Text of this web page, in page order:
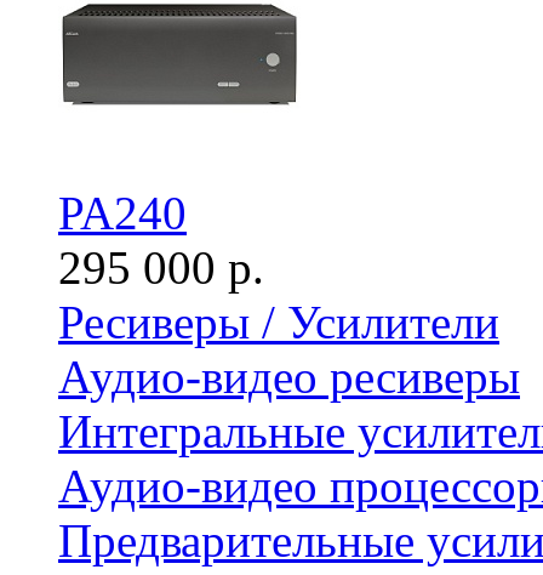
PA240
295 000 р.
Ресиверы / Усилители
Аудио-видео ресиверы
Интегральные
Аудио-видео
Предварительные